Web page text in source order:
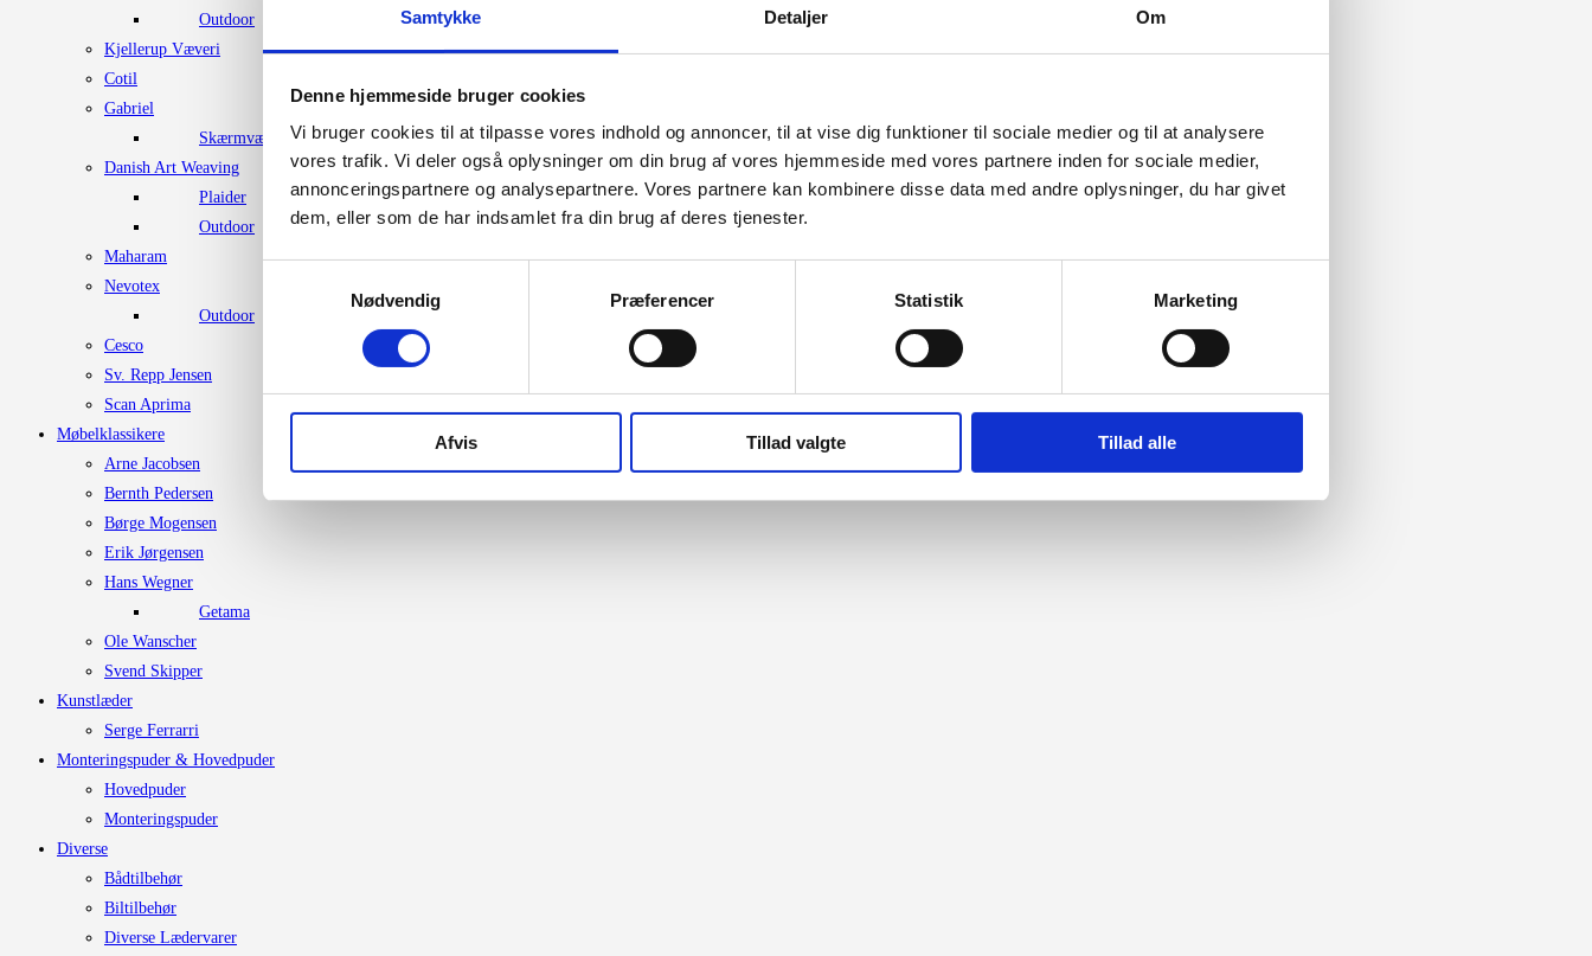
Samtykke Detaljer Om
Denne hjemmeside bruger cookies
Vi bruger cookies til at tilpasse vores indhold og annoncer, til at vise dig funktioner til sociale medier og til at analysere
vores trafik. Vi deler også oplysninger om din brug af vores hjemmeside med vores partnere inden for sociale medier,
annonceringspartnere og analysepartnere. Vores partnere kan kombinere disse data med andre oplysninger, du har givet
dem, eller som de har indsamlet fra din brug af deres tjenester.
Nødvendig
Præferencer Statistik Marketing
Afvis Tillad valgte Tillad alle
Outdoor
Kjellerup Væveri
Cotil
Gabriel
Skærmvægstof
Danish Art Weaving
Plaider
Outdoor
Maharam
Nevotex
Outdoor
Cesco
Sv. Repp Jensen
Scan Aprima
Møbelklassikere
Arne Jacobsen
Bernth Pedersen
Børge Mogensen
Erik Jørgensen
Hans Wegner
Getama
Ole Wanscher
Svend Skipper
Kunstlæder
Serge Ferrarri
Monteringspuder & Hovedpuder
Hovedpuder
Monteringspuder
Diverse
Bådtilbehør
Biltilbehør
Diverse Lædervarer